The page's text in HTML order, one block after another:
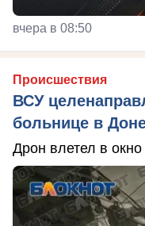
вчера в 08:50
Происшествия
ВСУ
больнице в
Дрон влетел в